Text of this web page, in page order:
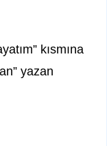
kısmına
yazan